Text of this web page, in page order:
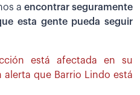
a encontrar seguramente
esta gente pueda seguir
está afectada en su
alerta que Barrio Lindo está